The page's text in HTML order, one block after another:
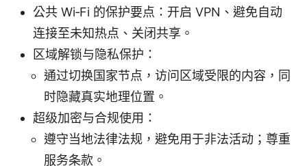
公共 Wi‑Fi 的保护要点：开启 VPN、避免自动
连接至未知热点、关闭共享。
区域解锁与隐私保护：
通过切换国家节点，访问区域受限的内容，同
时隐藏真实地理位置。
超级加密与合规使用：
遵守当地法律法规，避免用于非法活动；尊重
服务条款。